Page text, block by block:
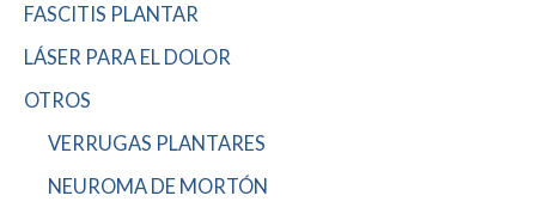
FASCITIS PLANTAR
LÁSER PARA EL DOLOR
OTROS
VERRUGAS PLANTARES
NEUROMA DE MORTÓN